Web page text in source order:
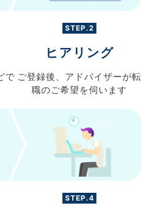
で
STEP.2
ヒアリング
ご登録後、 アドバイザーが転
職のご希望を伺います
STEP.4